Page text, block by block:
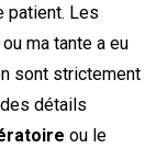
patient. Les
ma tante a eu
sont strictement
détails
ou le